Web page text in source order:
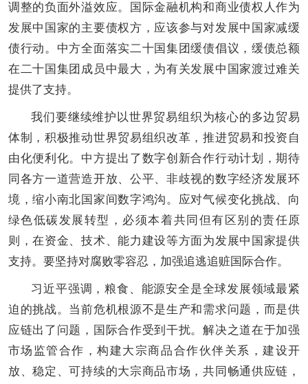
调整的负面外溢效应。国际金融机构和商业债权人作为
发展中国家的主要债权方，应该参与对发展中国家减缓
债行动。中方全面落实二十国集团缓债倡议，缓债总额
在二十国集团成员中最大，为有关发展中国家渡过难关
提供了支持。
我们要继续维护以世界贸易组织为核心的多边贸易
体制，积极推动世界贸易组织改革，推进贸易和投资自
由化便利化。中方提出了数字创新合作行动计划，期待
同各方一道营造开放、公平、非歧视的数字经济发展环
境，缩小南北国家间数字鸿沟。应对气候变化挑战、向
绿色低碳发展转型，必须本着共同但有区别的责任原
则，在资金、技术、能力建设等方面为发展中国家提供
支持。要坚持对腐败零容忍，加强追逃追赃国际合作。
习近平强调，粮食、能源安全是全球发展领域最紧
迫的挑战。当前危机根源不是生产和需求问题，而是供
应链出了问题，国际合作受到干扰。解决之道在于加强
市场监管合作，构建大宗商品合作伙伴关系，建设开
放、稳定、可持续的大宗商品市场，共同畅通供应链，